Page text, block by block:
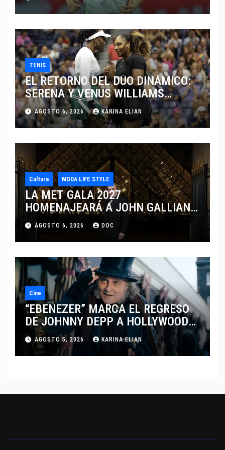
TENIS
EL RETORNO DEL DÚO DINÁMICO:
SERENA Y VENUS WILLIAMS
DISPUTARÁN LOS DOBLES EN
CINCINNATI 2026
AGOSTO 6, 2026 KARINA ELIAN
Cultura MODA LIFE STYLE
LA MET GALA 2027
HOMENAJEARÁ A JOHN GALLIANO
MARCANDO EL REGRESO DEL REY
DEL DRAMATISMO
AGOSTO 6, 2026 DOC
Cine
“EBENEZER” MARCA EL REGRESO
DE JOHNNY DEPP A HOLLYWOOD
TRAS SU PASO POR EL CINE
INDEPENDIENTE EUROPEO
AGOSTO 5, 2026 KARINA ELIAN